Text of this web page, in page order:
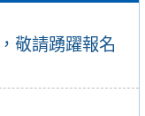
敬請踴躍報名